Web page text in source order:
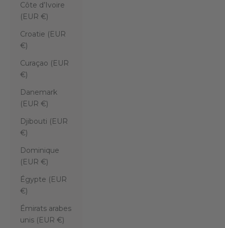
Côte d’Ivoire
(EUR €)
Croatie (EUR
€)
Curaçao (EUR
€)
Danemark
(EUR €)
Djibouti (EUR
€)
Dominique
(EUR €)
Égypte (EUR
€)
Émirats arabes
unis (EUR €)